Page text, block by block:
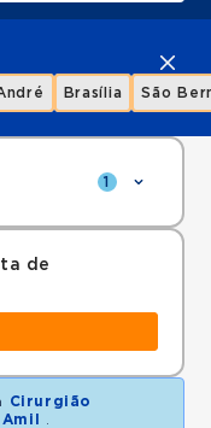
Brasília São
1
de
Cirurgião